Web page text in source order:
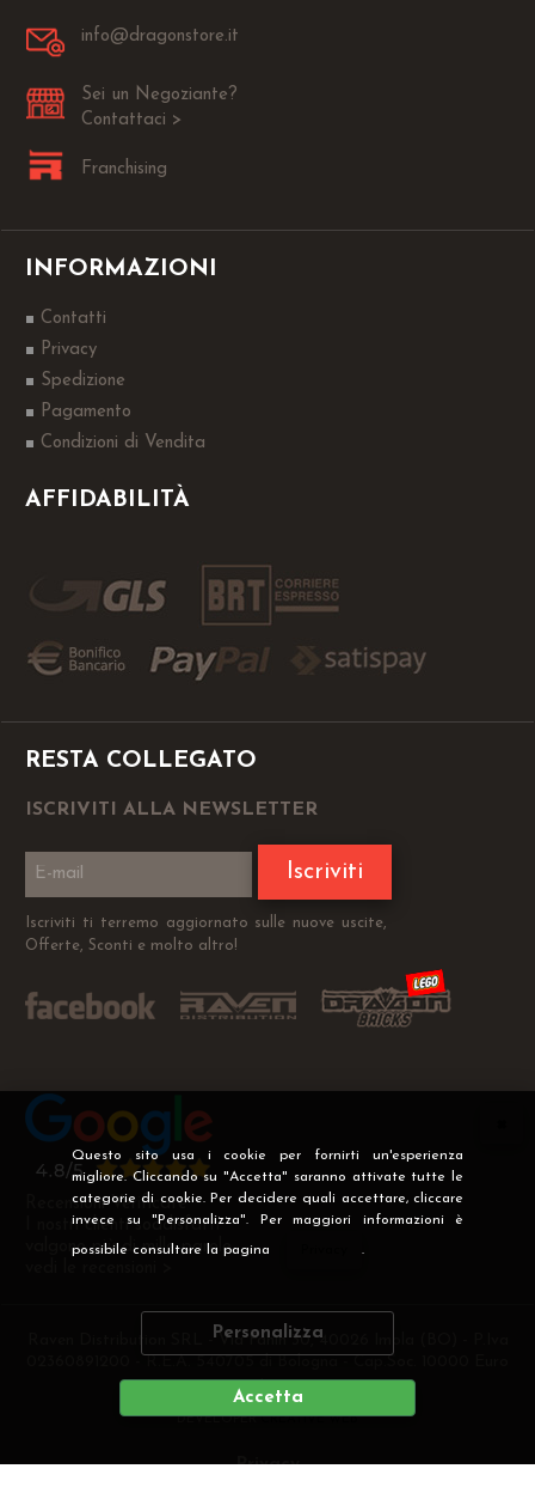
Questo sito usa i cookie per fornirti un'esperienza
migliore. Cliccando su "Accetta" saranno attivate tutte le
categorie di cookie. Per decidere quali accettare, cliccare
invece su "Personalizza". Per maggiori informazioni è
possibile consultare la pagina .
Personalizza
Accetta
info@dragonstore.it
Sei un Negoziante?
Contattaci >
Franchising
INFORMAZIONI
Contatti
Privacy
Spedizione
Pagamento
Condizioni di Vendita
AFFIDABILITÀ
RESTA COLLEGATO
ISCRIVITI ALLA NEWSLETTER
Iscriviti
Iscriviti ti terremo aggiornato sulle nuove uscite,
Offerte, Sconti e molto altro!
Recensioni Verificate
I nostri clienti soddisfatti
valgono più di mille parole
Raven Distribution SRL - Via Fanin 30, 40026 Imola (BO) - P.Iva
i.v
DEVELOPERCREATIVE WEB
Privacy